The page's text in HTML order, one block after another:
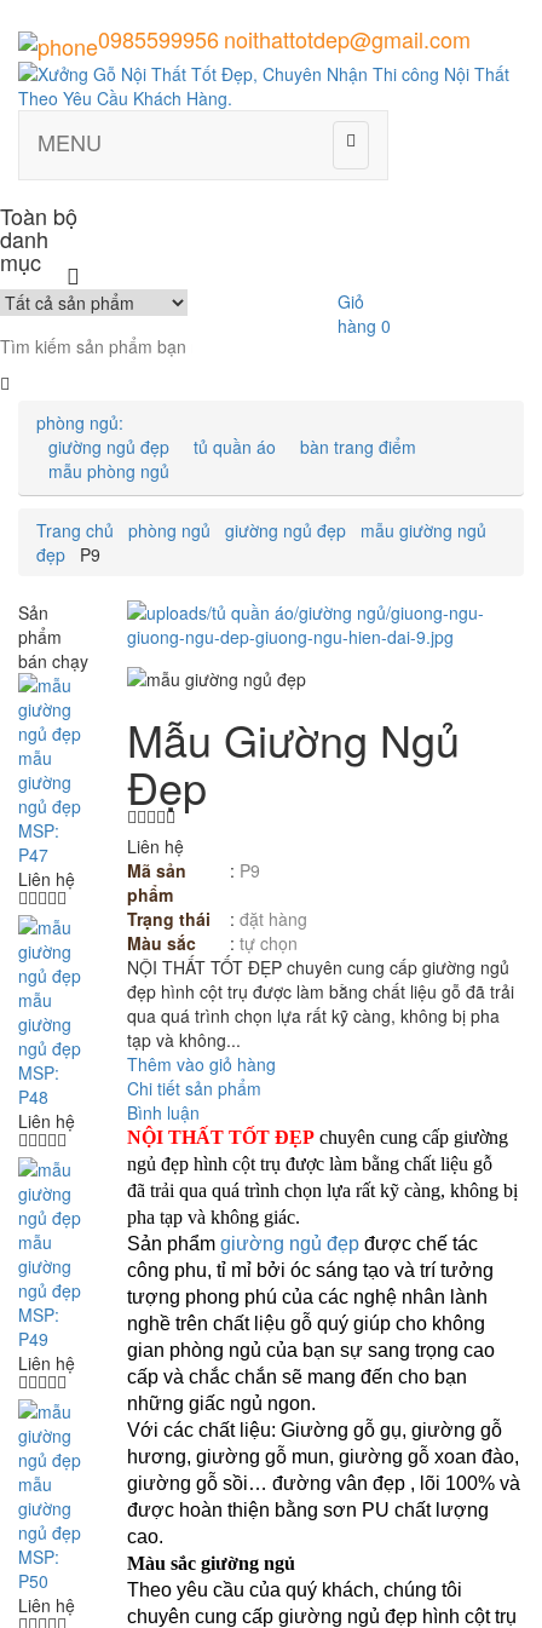
0985599956noithattotdep@gmail.com
MENU
Toàn bộ
danh
mục
Giỏ
hàng 0
phòng ngủ:
giường ngủ đẹp
tủ quần áo
bàn trang điểm
mẫu phòng ngủ
Trang chủ phòng ngủ giường ngủ đẹp
mẫu giường ngủ
đẹp
P9
Sản
phẩm
bán chạy
mẫu
giường
ngủ đẹp
MSP:
P47
Liên hệ
mẫu
giường
ngủ đẹp
MSP:
P48
Liên hệ
mẫu
giường
ngủ đẹp
MSP:
P49
Liên hệ
mẫu
giường
ngủ đẹp
MSP:
P50
Liên hệ
Mẫu Giường Ngủ
Đẹp
Liên hệ
Mã sản
phẩm
: P9
Trạng thái
: đặt hàng
Màu sắc
: tự chọn
NỘI THẤT TỐT ĐẸP chuyên cung cấp giường ngủ
đẹp hình cột trụ được làm bằng chất liệu gỗ đã trải
qua quá trình chọn lựa rất kỹ càng, không bị pha
tạp và không...
Thêm vào giỏ hàng
Chi tiết sản phẩm
Bình luận
NỘI THẤT TỐT ĐẸPchuyên cung cấp giường
ngủ đẹp hình cột trụ được làm bằng chất liệu gỗ
đã trải qua quá trình chọn lựa rất kỹ càng, không bị
pha tạp và không giác.
Sản phẩm giường ngủ đẹpđược chế tác
công phu, tỉ mỉ bởi óc sáng tạo và trí tưởng
tượng phong phú của các nghệ nhân lành
nghề trên chất liệu gỗ quý giúp cho không
gian phòng ngủ của bạn sự sang trọng cao
cấp và chắc chắn sẽ mang đến cho bạn
những giấc ngủ ngon.
Với các chất liệu: Giường gỗ gụ, giường gỗ
hương, giường gỗ mun, giường gỗ xoan đào,
giường gỗ sồi… đường vân đẹp , lõi 100% và
được hoàn thiện bằng sơn PU chất lượng
cao.
Màu sắc giường ngủ
Theo yêu cầu của quý khách, chúng tôi
chuyên cung cấp giường ngủ đẹp hình cột trụ